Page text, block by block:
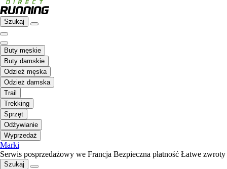
Szukaj
Buty męskie
Buty damskie
Odzież męska
Odzież damska
Trail
Trekking
Sprzęt
Odżywianie
Wyprzedaż
Marki
Serwis posprzedażowy we Francja Bezpieczna płatność Łatwe zwroty
Szukaj